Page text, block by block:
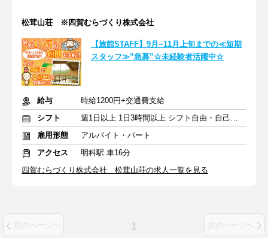
松茸山荘 ※四賀むらづくり株式会社
【旅館STAFF】9月~11月上旬までの≪短期
スタッフ≫”急募”☆未経験者活躍中☆
給与
時給1200円+交通費支給
シフト
週1日以上 1日3時間以上 シフト自由・自己申告
雇用形態
アルバイト・パート
アクセス
明科駅 車16分
四賀むらづくり株式会社 松茸山荘の求人一覧を見る
前のページへ 1 次のページへ